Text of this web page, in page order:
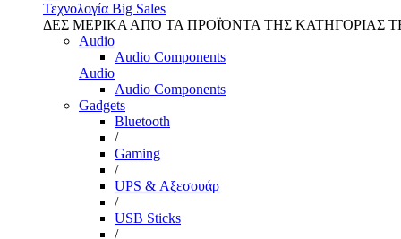
Τεχνολογία Big Sales
ΔΕΣ ΜΕΡΙΚΑ ΑΠΌ ΤΑ ΠΡΟΪΌΝΤΑ ΤΗΣ ΚΑΤΗΓΟΡΙΑΣ
Audio
Audio Components
Audio
Audio Components
Gadgets
Bluetooth
/
Gaming
/
UPS & Αξεσουάρ
/
USB Sticks
/